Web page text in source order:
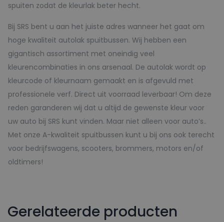
spuiten zodat de kleurlak beter hecht.
Bij SRS bent u aan het juiste adres wanneer het gaat om
hoge kwaliteit autolak spuitbussen. Wij hebben een
gigantisch assortiment met oneindig veel
kleurencombinaties in ons arsenaal. De autolak wordt op
kleurcode of kleurnaam gemaakt en is afgevuld met
professionele verf. Direct uit voorraad leverbaar! Om deze
reden garanderen wij dat u altijd de gewenste kleur voor
uw auto bij SRS kunt vinden. Maar niet alleen voor auto’s..
Met onze A-kwaliteit spuitbussen kunt u bij ons ook terecht
voor bedrijfswagens, scooters, brommers, motors en/of
oldtimers!
Gerelateerde producten